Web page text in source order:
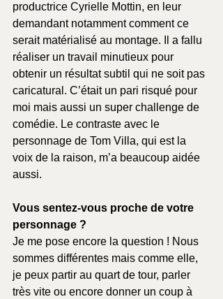
productrice Cyrielle Mottin, en leur
demandant notamment comment ce
serait matérialisé au montage. Il a fallu
réaliser un travail minutieux pour
obtenir un résultat subtil qui ne soit pas
caricatural. C’était un pari risqué pour
moi mais aussi un super challenge de
comédie. Le contraste avec le
personnage de Tom Villa, qui est la
voix de la raison, m’a beaucoup aidée
aussi.
Vous sentez-vous proche de votre
personnage ?
Je me pose encore la question ! Nous
sommes différentes mais comme elle,
je peux partir au quart de tour, parler
très vite ou encore donner un coup à